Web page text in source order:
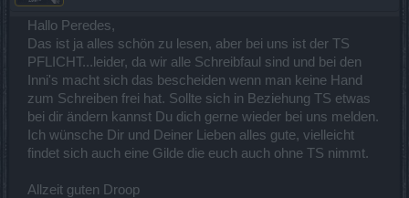
Hallo Peredes,
Das ist ja alles schön zu lesen, aber bei uns ist der TS
PFLICHT...leider, da wir alle Schreibfaul sind und bei den
Inni's macht sich das bescheiden wenn man keine Hand
zum Schreiben frei hat. Sollte sich in Beziehung TS etwas
bei dir ändern kannst Du dich gerne wieder bei uns melden.
Ich wünsche Dir und Deiner Lieben alles gute, vielleicht
findet sich auch eine Gilde die euch auch ohne TS nimmt.
Allzeit guten Droop